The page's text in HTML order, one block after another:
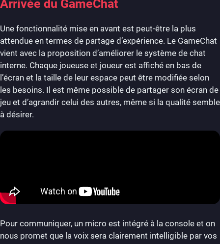
Arrivée du GameChat
Une fonctionnalité mise en avant est peut-être la plus
attendue en termes de partage d’expérience. Le GameChat
vient avec la proposition d’améliorer le système de chat
interne. Chaque joueuse et joueur est affiché en bas de
l’écran et la taille de leur espace peut être modifiée selon
les besoins. Il est même possible de partager son écran de
jeu et d’agrandir celui des autres, même si la qualité semble
à désirer.
Pour communiquer, un micro est intégré à la console et on
nous promet que la voix sera clairement intelligible par vos